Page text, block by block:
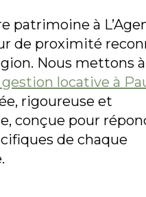
patrimoine à
de proximité
Nous mettons
locative à
rigoureuse et
conçue pour
de chaque